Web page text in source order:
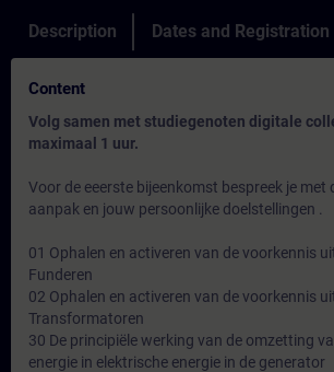
Description Dates and Registration
Content
Volg samen met studiegenoten digitale
maximaal 1 uur.
Voor de eeerste bijeenkomst bespreek je met
aanpak en jouw persoonlijke doelstellingen .
01 Ophalen en activeren van de voorkennis
Funderen
02 Ophalen en activeren van de voorkennis
Transformatoren
30 De principiële werking van de omzetting
energie in elektrische energie in de generator